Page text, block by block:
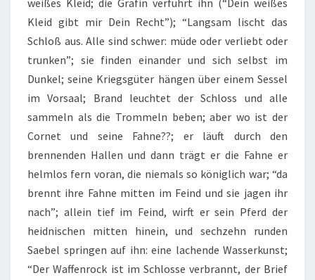
weißes Kleid; die Gräfin verführt ihn (“Dein weißes
Kleid gibt mir Dein Recht”); “Langsam lischt das
Schloß aus. Alle sind schwer: müde oder verliebt oder
trunken”; sie finden einander und sich selbst im
Dunkel; seine Kriegsgüter hängen über einem Sessel
im Vorsaal; Brand leuchtet der Schloss und alle
sammeln als die Trommeln beben; aber wo ist der
Cornet und seine Fahne??; er läuft durch den
brennenden Hallen und dann trägt er die Fahne er
helmlos fern voran, die niemals so königlich war; “da
brennt ihre Fahne mitten im Feind und sie jagen ihr
nach”; allein tief im Feind, wirft er sein Pferd der
heidnischen mitten hinein, und sechzehn runden
Saebel springen auf ihn: eine lachende Wasserkunst;
“Der Waffenrock ist im Schlosse verbrannt, der Brief